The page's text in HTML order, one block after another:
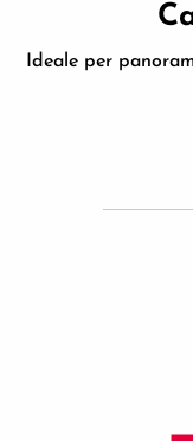
Ideale per